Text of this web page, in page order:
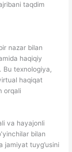
taqdim
nazar bilan
haqiqiy
Bu texnologiya,
haqiqat
orqali
va hayajonli
bilan
jamiyat tuyg’usini